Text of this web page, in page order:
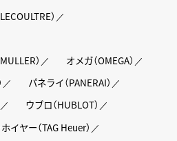
）
）
オメガ（OMEGA）
パネライ（PANERAI）
ウブロ（HUBLOT）
ホイヤー（TAG Heuer）